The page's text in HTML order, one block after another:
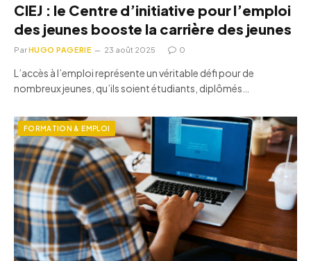
CIEJ : le Centre d’initiative pour l’emploi
des jeunes booste la carrière des jeunes
ParHUGO PAGERIE 23 août 2025 0
L’accès à l’emploi représente un véritable défi pour de
nombreux jeunes, qu’ils soient étudiants, diplômés…
FORMATION & EMPLOI